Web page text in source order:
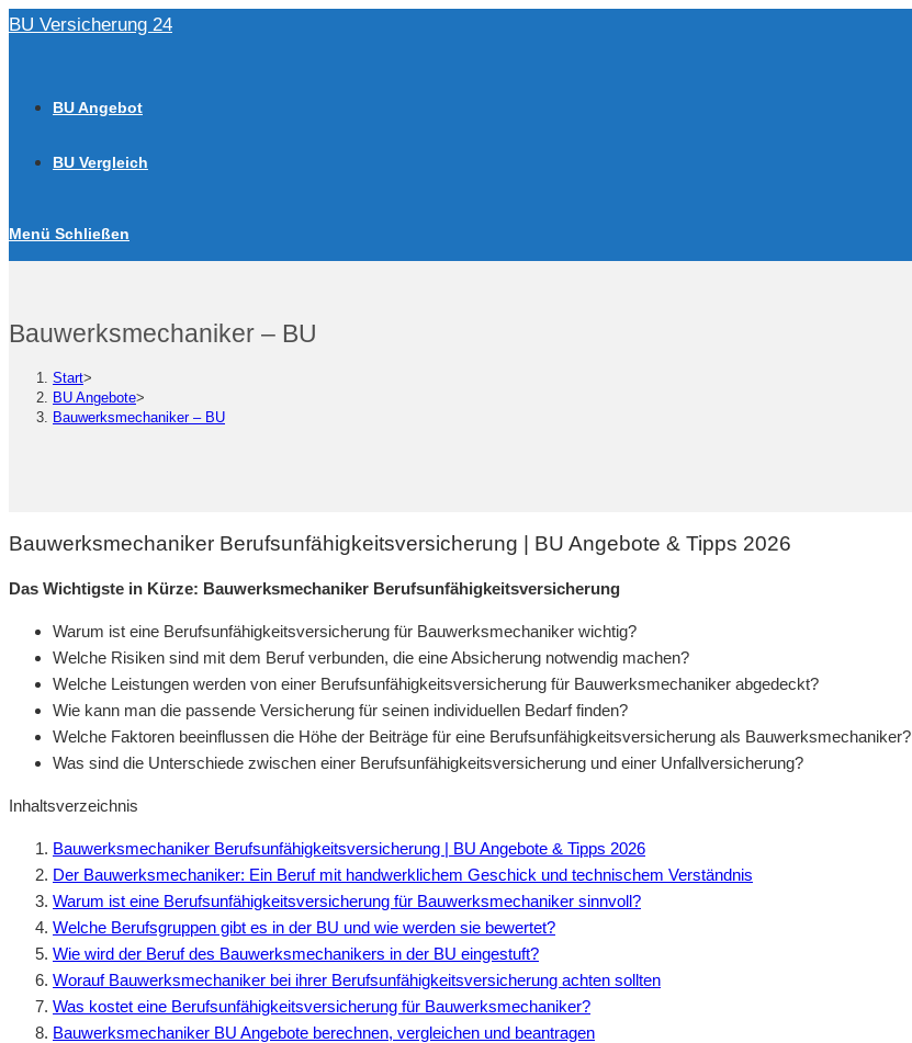
Zum
BU Versicherung 24
BU Angebot
BU Vergleich
Menü Schließen
Bauwerksmechaniker – BU
Start>
BU Angebote>
Bauwerksmechaniker – BU
Bauwerksmechaniker Berufsunfähigkeitsversicherung | BU Angebote & Tipps 2026
Das Wichtigste in Kürze: Bauwerksmechaniker Berufsunfähigkeitsversicherung
Warum ist eine Berufsunfähigkeitsversicherung für Bauwerksmechaniker wichtig?
Welche Risiken sind mit dem Beruf verbunden, die eine Absicherung notwendig machen?
Welche Leistungen werden von einer Berufsunfähigkeitsversicherung für Bauwerksmechaniker abgedeckt?
Wie kann man die passende Versicherung für seinen individuellen Bedarf finden?
Welche Faktoren beeinflussen die Höhe der Beiträge für eine Berufsunfähigkeitsversicherung als Bauwerksmechaniker?
Was sind die Unterschiede zwischen einer Berufsunfähigkeitsversicherung und einer Unfallversicherung?
Inhaltsverzeichnis
Bauwerksmechaniker Berufsunfähigkeitsversicherung | BU Angebote & Tipps 2026
Der Bauwerksmechaniker: Ein Beruf mit handwerklichem Geschick und technischem Verständnis
Warum ist eine Berufsunfähigkeitsversicherung für Bauwerksmechaniker sinnvoll?
Welche Berufsgruppen gibt es in der BU und wie werden sie bewertet?
Wie wird der Beruf des Bauwerksmechanikers in der BU eingestuft?
Worauf Bauwerksmechaniker bei ihrer Berufsunfähigkeitsversicherung achten sollten
Was kostet eine Berufsunfähigkeitsversicherung für Bauwerksmechaniker?
Bauwerksmechaniker BU Angebote berechnen, vergleichen und beantragen